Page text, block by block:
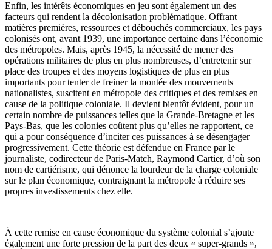
Enfin, les intérêts économiques en jeu sont également un des
facteurs qui rendent la décolonisation problématique. Offrant
matières premières, ressources et débouchés commerciaux, les pays
colonisés ont, avant 1939, une importance certaine dans l’économie
des métropoles. Mais, après 1945, la nécessité de mener des
opérations militaires de plus en plus nombreuses, d’entretenir sur
place des troupes et des moyens logistiques de plus en plus
importants pour tenter de freiner la montée des mouvements
nationalistes, suscitent en métropole des critiques et des remises en
cause de la politique coloniale. Il devient bientôt évident, pour un
certain nombre de puissances telles que la Grande-Bretagne et les
Pays-Bas, que les colonies coûtent plus qu’elles ne rapportent, ce
qui a pour conséquence d’inciter ces puissances à se désengager
progressivement. Cette théorie est défendue en France par le
journaliste, codirecteur de Paris-Match, Raymond Cartier, d’où son
nom de cartiérisme, qui dénonce la lourdeur de la charge coloniale
sur le plan économique, contraignant la métropole à réduire ses
propres investissements chez elle.
À cette remise en cause économique du système colonial s’ajoute
également une forte pression de la part des deux « super-grands »,